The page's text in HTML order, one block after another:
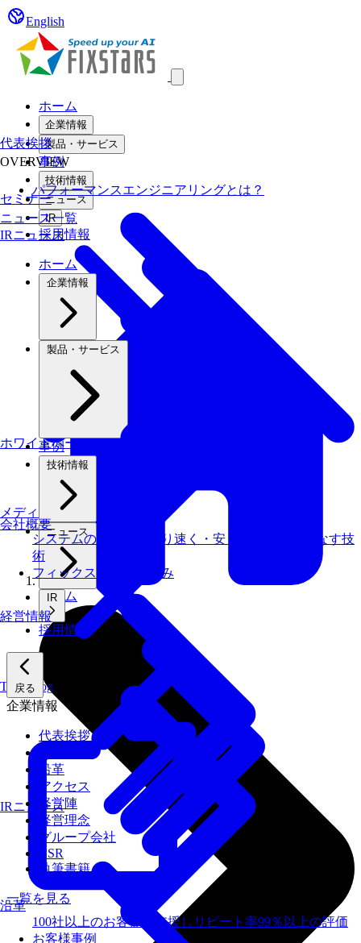
English
ホーム
企業情報
製品・サービス
事例
技術情報
セミナー
ホワイトペーパー
Tech Blog
ニュース
ニュース一覧
メディアライブラリ
IRニュース
IR
採用情報
ホーム
企業情報
製品・サービス
事例
技術情報
ニュース
IR
採用情報
戻る
企業情報
代表挨拶
沿革
アクセス
経営陣
経営理念
グループ会社
CSR
執筆書籍
一覧を見る
代表挨拶
会社概要
沿革
OVERVIEW
パフォーマンスエンジニアリングとは？
システムの仕事を、より速く・安く・省エネでこなす技
術
フィックスターズの​強み
100社以上のお客様を支援しリピート率99％以上の評価
お客様事例
IRニュース
経営情報
ホーム